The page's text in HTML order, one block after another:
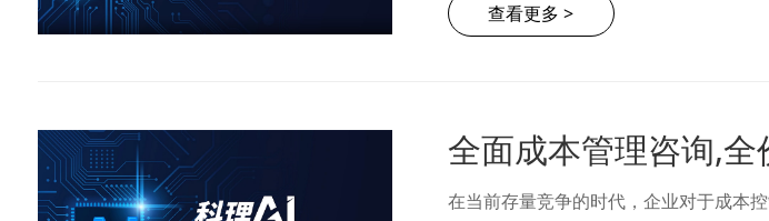
查看更多 >
在当前存量竞争的时代，企业对于成本